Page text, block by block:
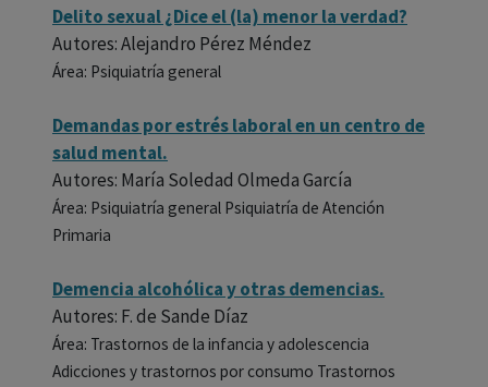
Delito sexual ¿Dice el (la) menor la verdad?
Autores: Alejandro Pérez Méndez
Área: Psiquiatría general
Demandas por estrés laboral en un centro de
salud mental.
Autores: María Soledad Olmeda García
Área: Psiquiatría general Psiquiatría de Atención
Primaria
Demencia alcohólica y otras demencias.
Autores: F. de Sande Díaz
Área: Trastornos de la infancia y adolescencia
Adicciones y trastornos por consumo Trastornos